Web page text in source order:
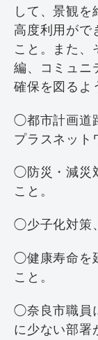
して、景観
高度利用がで
こと。また、
編、コミュニ
確保を図るよ
◯都市計画道
プラスネット
◯防災・減災
こと。
◯少子化対策
◯健康寿命を
こと。
◯奈良市職員
に少ない部署